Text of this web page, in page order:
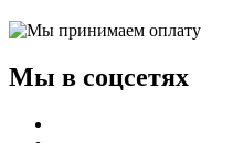
Мы в соцсетях